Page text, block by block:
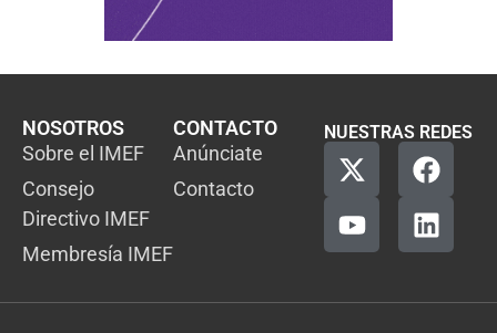
NOSOTROS
Sobre el IMEF
Consejo
Directivo IMEF
Membresía IMEF
CONTACTO
Anúnciate
Contacto
NUESTRAS REDES